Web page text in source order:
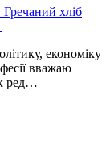
Гречаний хліб
економіку
вважаю
ред…